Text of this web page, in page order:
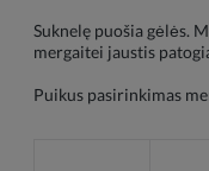
Suknelę puošia gėlės.
mergaitei jaustis
Puikus pasirinkimas